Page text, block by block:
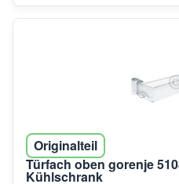
Originalteil
Türfach oben gorenje
Kühlschrank